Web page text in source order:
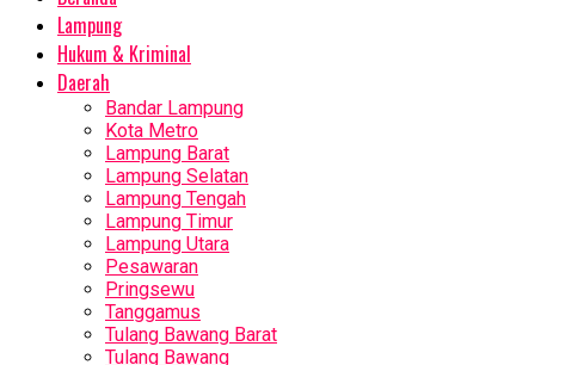
Lampung
Hukum & Kriminal
Daerah
Bandar Lampung
Kota Metro
Lampung Barat
Lampung Selatan
Lampung Tengah
Lampung Timur
Lampung Utara
Pesawaran
Pringsewu
Tanggamus
Tulang Bawang Barat
Tulang Bawang